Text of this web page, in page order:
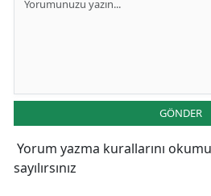
GÖNDER
Yorum yazma kurallarını
sayılırsınız